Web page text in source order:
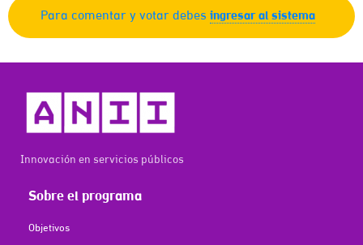
Para comentar y votar debes ingresar al sistema
Innovación en servicios públicos
Sobre el programa
Objetivos